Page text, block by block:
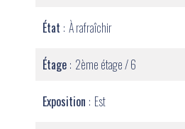
État À rafraîchir
Étage 2ème étage / 6
Exposition Est